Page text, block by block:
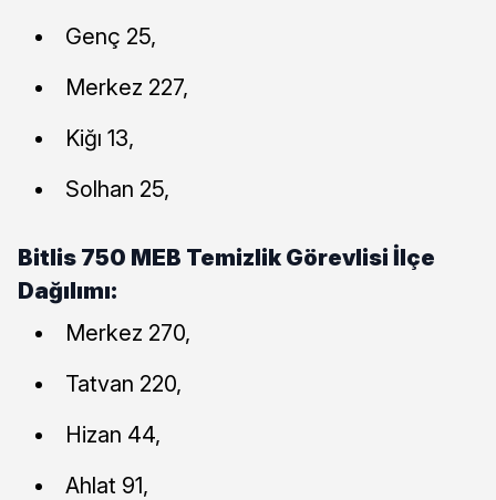
Genç 25,
Merkez 227,
Kiğı 13,
Solhan 25,
Bitlis 750 MEB Temizlik Görevlisi İlçe
Dağılımı:
Merkez 270,
Tatvan 220,
Hizan 44,
Ahlat 91,